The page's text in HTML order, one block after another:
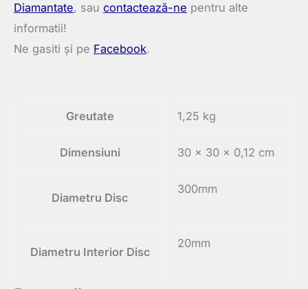
Diamantate, sau contactează-ne pentru alte
informatii!
Ne gasiti și pe Facebook.
Greutate 1,25 kg
Dimensiuni 30 × 30 × 0,12 cm
Diametru Disc
300mm
Diametru Interior Disc
20mm